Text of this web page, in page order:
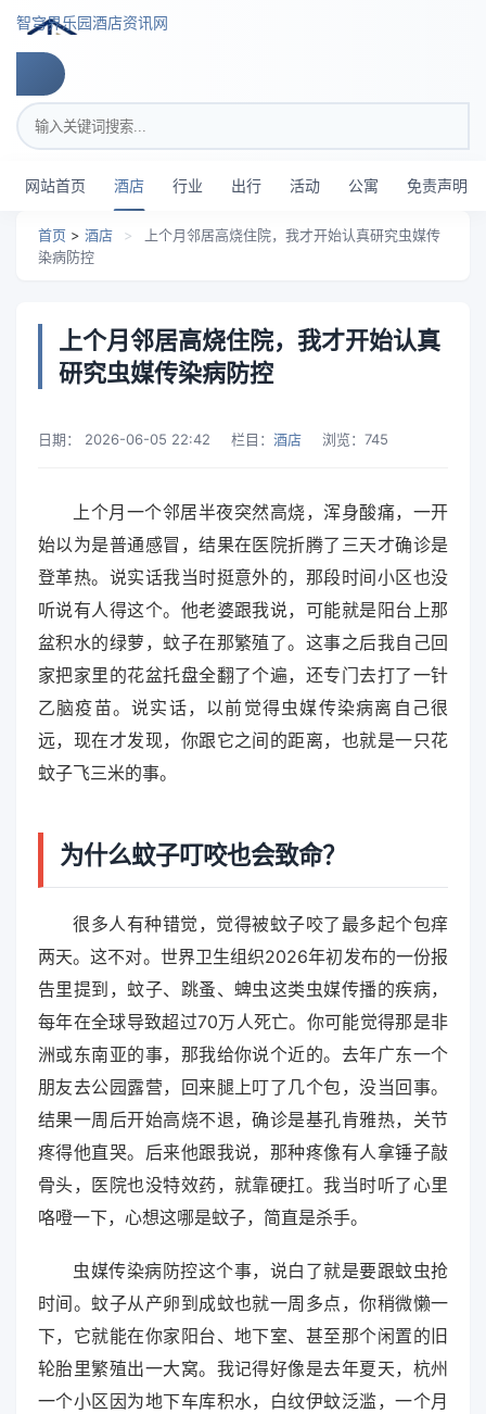
智穹界乐园酒店资讯网
搜索关键词
网站首页 酒店 行业 出行 活动 公寓 免责声明
首页 > 酒店 >
上个月邻居高烧住院，我才开始认真研究虫媒传
染病防控
上个月邻居高烧住院，我才开始认真
研究虫媒传染病防控
日期： 2026-06-05 22:42 栏目： 酒店 浏览： 745
上个月一个邻居半夜突然高烧，浑身酸痛，一开
始以为是普通感冒，结果在医院折腾了三天才确诊是
登革热。说实话我当时挺意外的，那段时间小区也没
听说有人得这个。他老婆跟我说，可能就是阳台上那
盆积水的绿萝，蚊子在那繁殖了。这事之后我自己回
家把家里的花盆托盘全翻了个遍，还专门去打了一针
乙脑疫苗。说实话，以前觉得虫媒传染病离自己很
远，现在才发现，你跟它之间的距离，也就是一只花
蚊子飞三米的事。
为什么蚊子叮咬也会致命？
很多人有种错觉，觉得被蚊子咬了最多起个包痒
两天。这不对。世界卫生组织2026年初发布的一份报
告里提到，蚊子、跳蚤、蜱虫这类虫媒传播的疾病，
每年在全球导致超过70万人死亡。你可能觉得那是非
洲或东南亚的事，那我给你说个近的。去年广东一个
朋友去公园露营，回来腿上叮了几个包，没当回事。
结果一周后开始高烧不退，确诊是基孔肯雅热，关节
疼得他直哭。后来他跟我说，那种疼像有人拿锤子敲
骨头，医院也没特效药，就靠硬扛。我当时听了心里
咯噔一下，心想这哪是蚊子，简直是杀手。
虫媒传染病防控这个事，说白了就是要跟蚊虫抢
时间。蚊子从产卵到成蚊也就一周多点，你稍微懒一
下，它就能在你家阳台、地下室、甚至那个闲置的旧
轮胎里繁殖出一大窝。我记得好像是去年夏天，杭州
一个小区因为地下车库积水，白纹伊蚊泛滥，一个月